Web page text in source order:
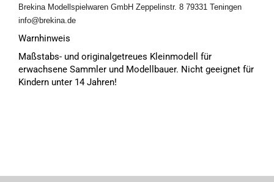
Brekina Modellspielwaren GmbH Zeppelinstr. 8 79331 Teningen
info@brekina.de
Warnhinweis
Maßstabs- und originalgetreues Kleinmodell für
erwachsene Sammler und Modellbauer. Nicht geeignet für
Kindern unter 14 Jahren!